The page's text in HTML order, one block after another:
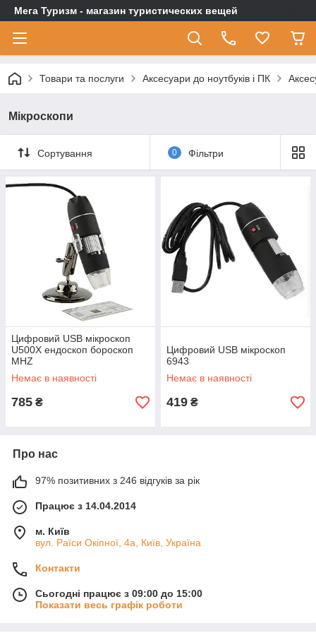
Мега Туризм - магазин туристических вещей
Товари та послуги Аксесуари до ноутбуків і ПК
Мікроскопи
Сортування 0 Фільтри
Цифровий USB мікроскоп
U500Х ендоскоп бороскоп
MHZ
Немає в наявності
785 ₴
Цифровий USB мікроскоп
6943
Немає в наявності
419 ₴
Про нас
97% позитивних з 246 відгуків за рік
Працює з 14.04.2014
м. Київ
вул. Раїси Окіпної, 4а, Київ, Україна
Контакти
Сьогодні працює з 09:00 до 15:00
Показати весь графік роботи